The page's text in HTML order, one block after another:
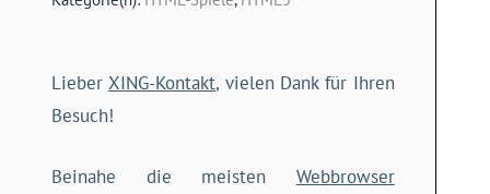
Lieber XING-Kontakt, vielen Dank für Ihren
Besuch!
Beinahe die meisten Webbrowser